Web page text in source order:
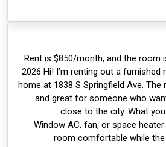
Rent is $850/month, and the room
2026 Hi! I’m renting out a
home at 1838 S Springfield Ave. The
and great for someone who
close to the city. What
• Window AC, fan, or space
room comfortable while the